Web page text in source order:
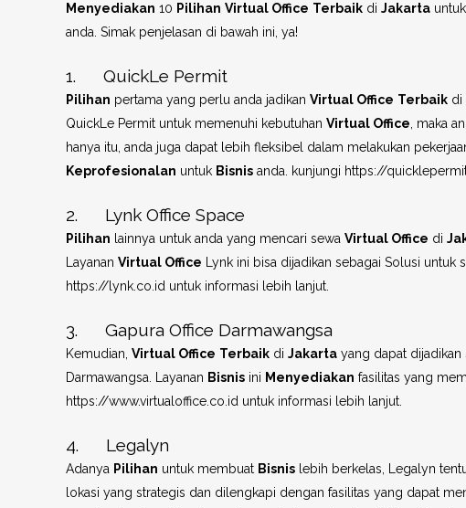
Menyediakan 10 Pilihan Virtual Office Terbaik di Jakarta
anda. Simak penjelasan di bawah ini, ya!
1. QuickLe Permit
Pilihan pertama yang perlu anda jadikan Virtual Office Terbaik di
QuickLe Permit untuk memenuhi kebutuhan Virtual Office, maka
hanya itu, anda juga dapat lebih fleksibel dalam melakukan
Keprofesionalan untuk Bisnis anda. kunjungi https://
2. Lynk Office Space
Pilihan lainnya untuk anda yang mencari sewa Virtual Office di
Layanan Virtual Office Lynk ini bisa dijadikan sebagai Solusi untuk
https://lynk.co.id untuk informasi lebih lanjut.
3. Gapura Office Darmawangsa
Kemudian, Virtual Office Terbaik di Jakarta yang dapat dijadikan
Darmawangsa. Layanan Bisnis ini Menyediakan fasilitas yang
https://www.virtualoffice.co.id untuk informasi lebih lanjut.
4. Legalyn
Adanya Pilihan untuk membuat Bisnis lebih berkelas, Legalyn
lokasi yang strategis dan dilengkapi dengan fasilitas yang dapat